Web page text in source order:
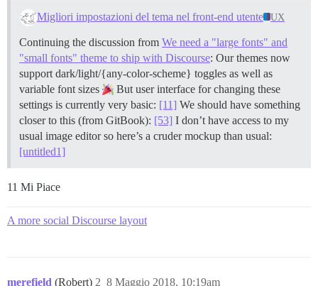
Migliori impostazioni del tema nel front-end utente UX
Continuing the discussion from We need a "large fonts" and
"small fonts" theme to ship with Discourse: Our themes now
support dark/light/{any-color-scheme} toggles as well as
variable font sizes
But user interface for changing these
settings is currently very basic: [11] We should have something
closer to this (from GitBook): [53] I don’t have access to my
usual image editor so here’s a cruder mockup than usual:
[untitled1]
11 Mi Piace
A more social Discourse layout
merefield (Robert) 8 Maggio 2018, 10:19am
2